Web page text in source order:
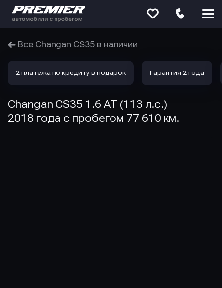
Все Changan CS35 в наличии
2 платежа по кредиту в подарок Гарантия 2 года
Changan CS35 1.6 AT (113 л.с.)
2018 года с пробегом 77 610 км.